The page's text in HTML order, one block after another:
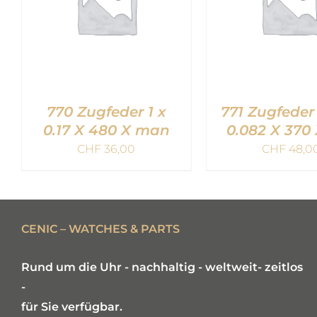
770 Zugfeder 1 x
0.17 X 480 X man
CHF 36,00
771
0.082 X
CHF
CENIC – WATCHES & PARTS
Rund um die Uhr - nachhaltig - weltweit- zeitlos
-
für Sie verfügbar.